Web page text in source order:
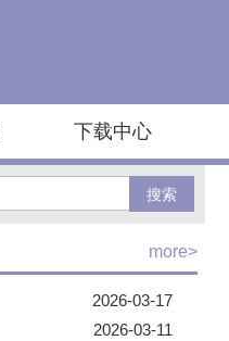
下载中心
搜索
more>
2026-03-17
2026-03-11